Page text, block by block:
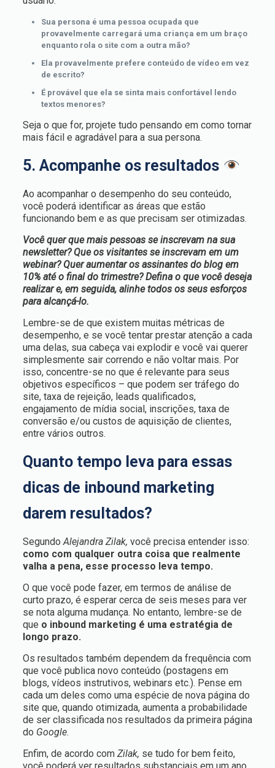
Sua persona é uma pessoa ocupada que
provavelmente carregará uma criança em um braço
enquanto rola o site com a outra mão?
Ela provavelmente prefere conteúdo de vídeo em vez
de escrito?
É provável que ela se sinta mais confortável lendo
textos menores?
Seja o que for, projete tudo pensando em como tornar
mais fácil e agradável para a sua persona.
5. Acompanhe os resultados
Ao acompanhar o desempenho do seu conteúdo,
você poderá identificar as áreas que estão
funcionando bem e as que precisam ser otimizadas.
Você quer que mais pessoas se inscrevam na sua
newsletter? Que os visitantes se inscrevam em um
webinar? Quer aumentar os assinantes do blog em
10% até o final do trimestre? Defina o que você deseja
realizar e, em seguida, alinhe todos os seus esforços
para alcançá-lo.
Lembre-se de que existem muitas métricas de
desempenho, e se você tentar prestar atenção a cada
uma delas, sua cabeça vai explodir e você vai querer
simplesmente sair correndo e não voltar mais. Por
isso, concentre-se no que é relevante para seus
objetivos específicos – que podem ser tráfego do
site, taxa de rejeição, leads qualificados,
engajamento de mídia social, inscrições, taxa de
conversão e/ou custos de aquisição de clientes,
entre vários outros.
Quanto tempo leva para essas
dicas de inbound marketing
darem resultados?
SegundoAlejandra Zilak, você precisa entender isso:
como com qualquer outra coisa que realmente
valha a pena, esse processo leva tempo.
O que você pode fazer, em termos de análise de
curto prazo, é esperar cerca de seis meses para ver
se nota alguma mudança. No entanto, lembre-se de
que o inbound marketing é uma estratégia de
longo prazo.
Os resultados também dependem da frequência com
que você publica novo conteúdo (postagens em
blogs, vídeos instrutivos, webinars etc.). Pense em
cada um deles como uma espécie de nova página do
site que, quando otimizada, aumenta a probabilidade
de ser classificada nos resultados da primeira página
do Google.
Enfim, de acordo com Zilak, se tudo for bem feito,